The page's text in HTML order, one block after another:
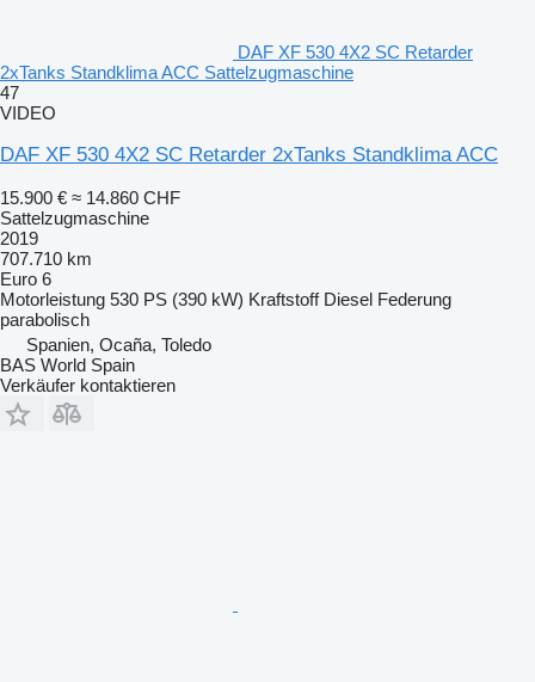
DAF XF 530 4X2 SC Retarder
2xTanks Standklima ACC Sattelzugmaschine
47
VIDEO
DAF XF 530 4X2 SC Retarder 2xTanks Standklima ACC
15.900 € ≈ 14.860 CHF
Sattelzugmaschine
2019
707.710 km
Euro 6
Motorleistung 530 PS (390 kW) Kraftstoff Diesel Federung
parabolisch
Spanien, Ocaña, Toledo
BAS World Spain
Verkäufer kontaktieren